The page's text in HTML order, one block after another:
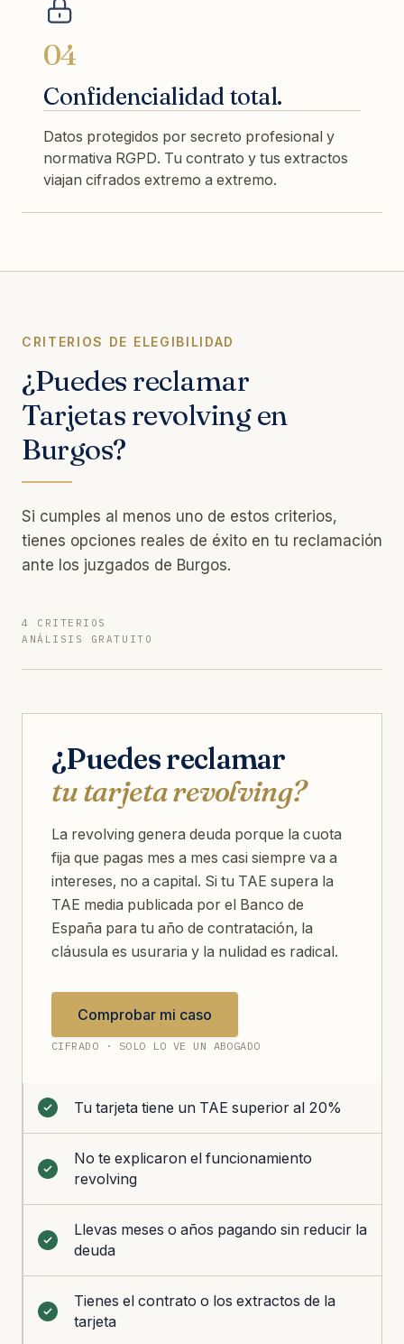
04
Confidencialidad total.
Datos protegidos por secreto profesional y
normativa RGPD. Tu contrato y tus extractos
viajan cifrados extremo a extremo.
CRITERIOS DE ELEGIBILIDAD
¿Puedes reclamar
Tarjetas revolving en
Burgos?
Si cumples al menos uno de estos criterios,
tienes opciones reales de éxito en tu reclamación
ante los juzgados de Burgos.
4 CRITERIOS
ANÁLISIS GRATUITO
¿Puedes reclamar
tu tarjeta revolving?
La revolving genera deuda porque la cuota
fija que pagas mes a mes casi siempre va a
intereses, no a capital. Si tu TAE supera la
TAE media publicada por el Banco de
España para tu año de contratación, la
cláusula es usuraria y la nulidad es radical.
Comprobar mi caso
CIFRADO · SOLO LO VE UN ABOGADO
Tu tarjeta tiene un TAE superior al 20%
No te explicaron el funcionamiento
revolving
Llevas meses o años pagando sin reducir la
deuda
Tienes el contrato o los extractos de la
tarjeta